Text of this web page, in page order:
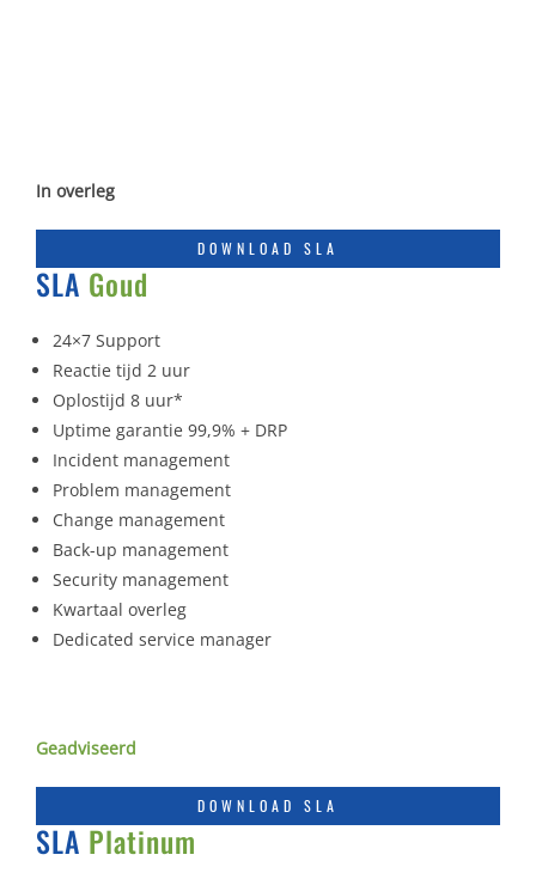
In overleg
DOWNLOAD SLA
SLA Goud
24×7 Support
Reactie tijd 2 uur
Oplostijd 8 uur*
Uptime garantie 99,9% + DRP
Incident management
Problem management
Change management
Back-up management
Security management
Kwartaal overleg
Dedicated service manager
Geadviseerd
DOWNLOAD SLA
SLA Platinum